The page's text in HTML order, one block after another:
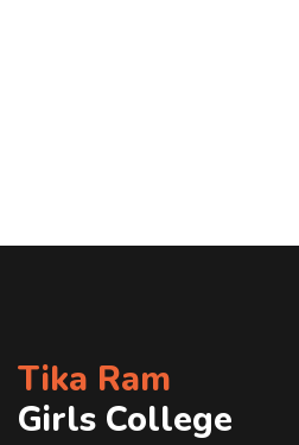
Tika Ram
Girls College